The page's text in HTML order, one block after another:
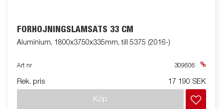
FÖRHÖJNINGSLÄMSATS 33 CM
Aluminium, 1800x3750x335mm, till 5375 (2016-)
Art nr 309606
Rek. pris 17 190 SEK
Köp